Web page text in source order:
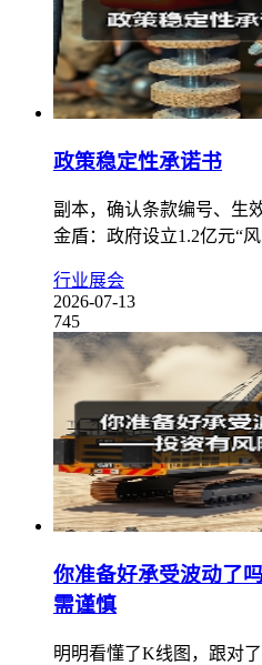
政策稳定性承诺书
副本，确认条款编号、生
金盾：政府设立1.2亿元“
行业展会
2026-07-13
745
你准备好承受波动了
需谨慎
明明看懂了K线图，跟对